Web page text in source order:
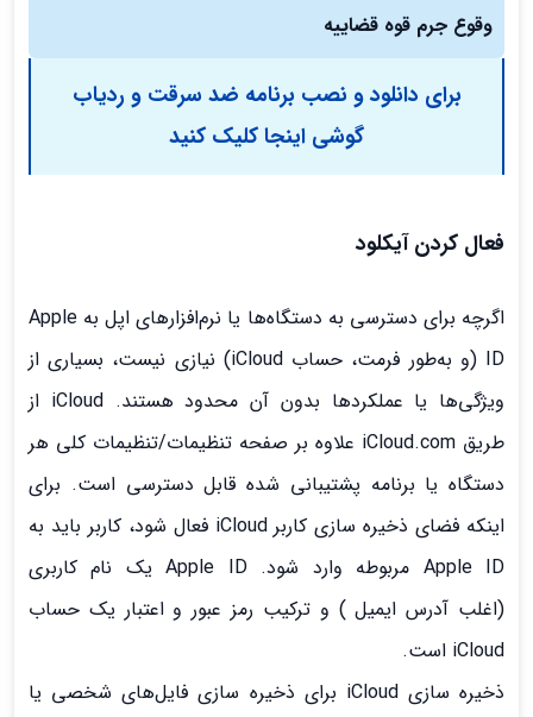
وقوع جرم قوه قضاییه
برای دانلود و نصب برنامه ضد سرقت و ردیاب
گوشی اینجا کلیک کنید
فعال کردن آیکلود
اگرچه برای دسترسی به دستگاه‌ها یا نرم‌افزارهای اپل به Apple
ID (و به‌طور فرمت، حساب iCloud) نیازی نیست، بسیاری از
ویژگی‌ها یا عملکردها بدون آن محدود هستند. iCloud از
طریق iCloud.com علاوه بر صفحه تنظیمات/تنظیمات کلی هر
دستگاه یا برنامه پشتیبانی شده قابل دسترسی است. برای
اینکه فضای ذخیره سازی کاربر iCloud فعال شود، کاربر باید به
Apple ID مربوطه وارد شود. Apple ID یک نام کاربری
(اغلب آدرس ایمیل ) و ترکیب رمز عبور و اعتبار یک حساب
iCloud است.
ذخیره سازی iCloud برای ذخیره سازی فایل‌های شخصی یا